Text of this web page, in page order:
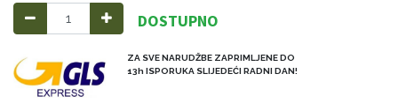
DOSTUPNO
ZA SVE NARUDŽBE ZAPRIMLJENE DO
13h ISPORUKA SLIJEDEĆI RADNI DAN!